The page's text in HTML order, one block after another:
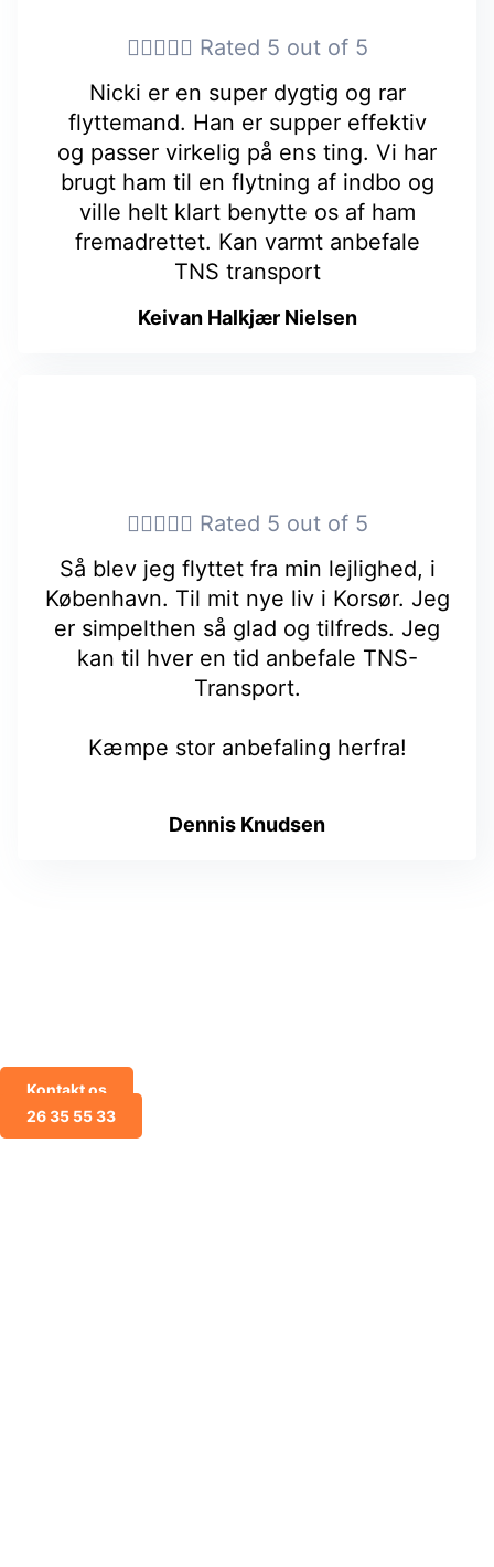
 Rated 5 out of 5
Nicki er en super dygtig og rar
flyttemand. Han er supper effektiv
og passer virkelig på ens ting. Vi har
brugt ham til en flytning af indbo og
ville helt klart benytte os af ham
fremadrettet. Kan varmt anbefale
TNS transport
Keivan Halkjær Nielsen
 Rated 5 out of 5
Så blev jeg flyttet fra min lejlighed, i
København. Til mit nye liv i Korsør. Jeg
er simpelthen så glad og tilfreds. Jeg
kan til hver en tid anbefale TNS-
Transport.
Kæmpe stor anbefaling herfra!
Dennis Knudsen
Kontakt os
26 35 55 33